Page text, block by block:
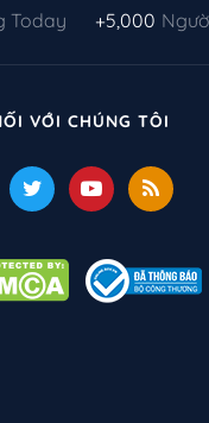
Today +5,000
VỚI CHÚNG TÔI